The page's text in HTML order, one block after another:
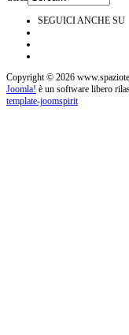
SEGUICI ANCHE SU
Copyright © 2026
Joomla! è un software libero
template-joomspirit